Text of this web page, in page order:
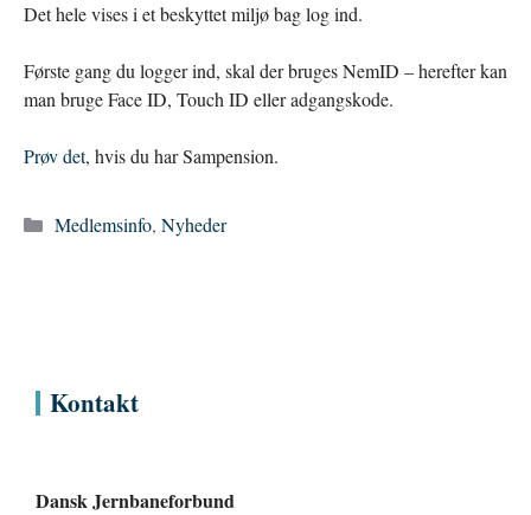
Det hele vises i et beskyttet miljø bag log ind.
Første gang du logger ind, skal der bruges NemID – herefter kan
man bruge Face ID, Touch ID eller adgangskode.
Prøv det, hvis du har Sampension.
Kategorier
Medlemsinfo, Nyheder
Kontakt
Dansk Jernbaneforbund